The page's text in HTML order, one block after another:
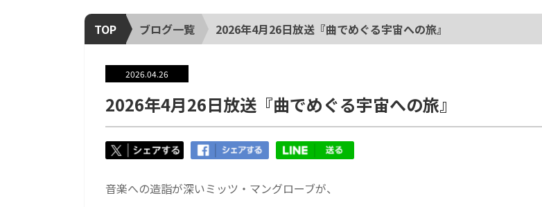
TOP ブログ一覧 2026年4月26日放送『曲でめぐる宇宙への旅』
2026.04.26
2026年4月26日放送『曲でめぐる宇宙への旅』
音楽への造詣が深いミッツ・マングローブが、